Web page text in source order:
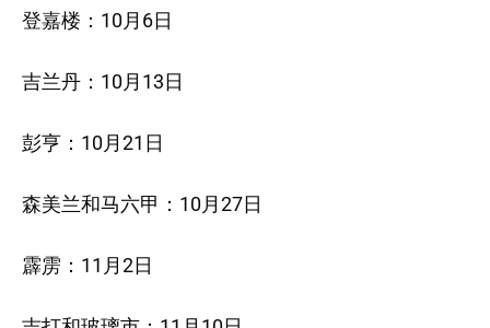
登嘉楼：10月6日
吉兰丹：10月13日
彭亨：10月21日
森美兰和马六甲：10月27日
霹雳：11月2日